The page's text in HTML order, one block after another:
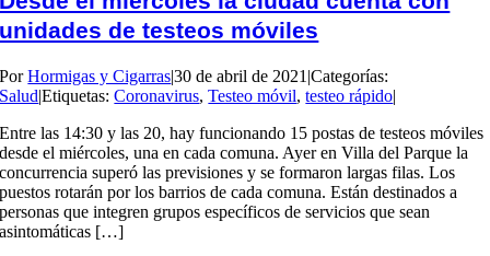
unidades de testeos móviles
PorHormigas y Cigarras|30 de abril de 2021 |Categorías:
Salud|Etiquetas:Coronavirus,Testeo móvil,testeo rápido|
Entre las 14:30 y las 20, hay funcionando 15 postas de testeos móviles
desde el miércoles, una en cada comuna. Ayer en Villa del Parque la
concurrencia superó las previsiones y se formaron largas filas. Los
puestos rotarán por los barrios de cada comuna. Están destinados a
personas que integren grupos específicos de servicios que sean
asintomáticas […]